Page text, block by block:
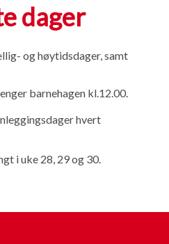
dager
og høytidsdager, samt
barnehagen kl.12.00.
hvert
i uke 28, 29 og 30.